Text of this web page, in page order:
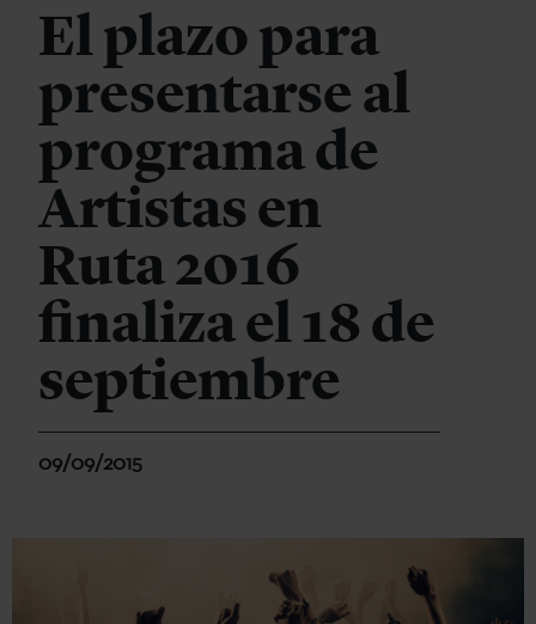
El plazo para
presentarse al
programa de
Artistas en
Ruta 2016
finaliza el 18 de
septiembre
09/09/2015